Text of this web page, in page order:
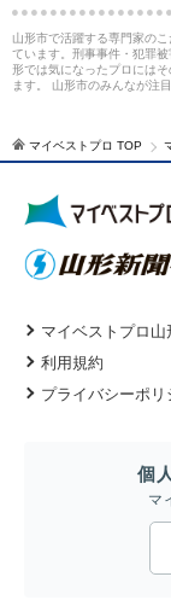
山形市で活躍する専門家の
ています。刑事事件・犯罪
形では気になったプロには
ます。 山形市のみんなが注
マイベストプロ TOP
マイベストプロ山
利用規約
プライバシーポリ
個
マ